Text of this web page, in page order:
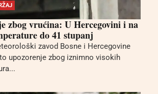
zbog vrućina: U Hercegovini i na
do 41 stupanj
zavod Bosne i Hercegovine
upozorenje zbog iznimno visokih